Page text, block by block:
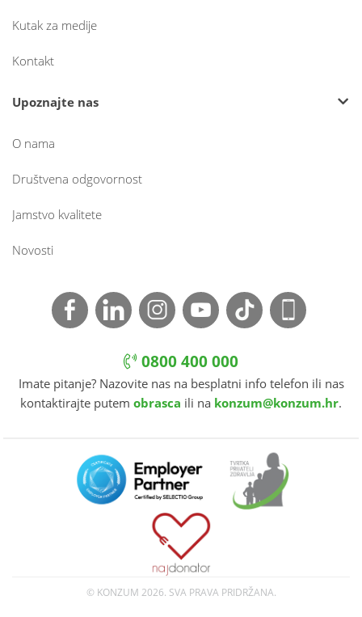
Kutak za medije
Kontakt
Upoznajte nas
O nama
Društvena odgovornost
Jamstvo kvalitete
Novosti
0800 400 000
Imate pitanje? Nazovite nas na besplatni info telefon ili nas
kontaktirajte putem obrasca ili na konzum@konzum.hr.
© KONZUM 2026. SVA PRAVA PRIDRŽANA.